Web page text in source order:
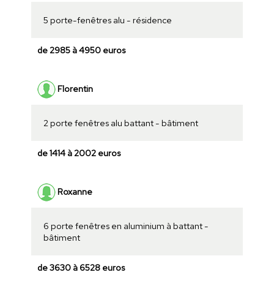
5 porte-fenêtres alu - résidence
de 2985 à 4950 euros
Florentin
2 porte fenêtres alu battant - bâtiment
de 1414 à 2002 euros
Roxanne
6 porte fenêtres en aluminium à battant -
bâtiment
de 3630 à 6528 euros